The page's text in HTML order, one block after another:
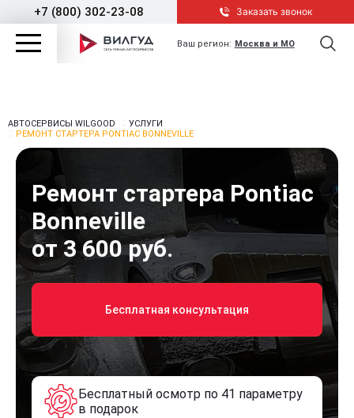
+7 (800) 302-23-08 Заказать звонок
Ваш регион: Москва и МО
АВТОСЕРВИСЫ WILGOOD
УСЛУГИ
РЕМОНТ СТАРТЕРА PONTIAC BONNEVILLE
Ремонт стартера Pontiac
Bonneville
от 3 600 руб.
Бесплатная консультация
Бесплатный осмотр по 41 параметру
в подарок